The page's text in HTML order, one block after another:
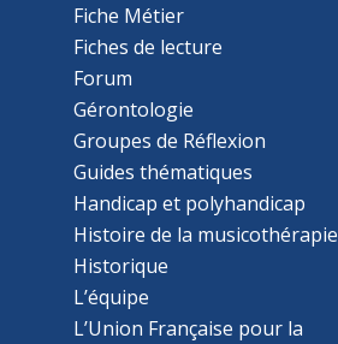
Fiche Métier
Fiches de lecture
Forum
Gérontologie
Groupes de Réflexion
Guides thématiques
Handicap et polyhandicap
Histoire de la musicothérapie
Historique
L’équipe
L’Union Française pour la